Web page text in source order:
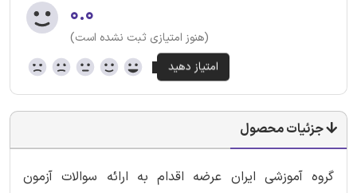
۰.۰
(هنوز امتیازی ثبت نشده است)
جزئیات محصول
گروه آموزشی ایران عرضه اقدام به ارائه سوالات آزمون